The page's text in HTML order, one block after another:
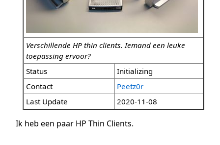
Verschillende HP thin clients. Iemand een leuke
toepassing ervoor?
Status
Initializing
Contact
Peetz0r
Last Update
2020-11-08
Ik heb een paar HP Thin Clients.